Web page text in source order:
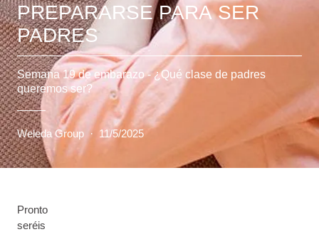
PREPARARSE PARA SER
PADRES
Semana 19 de embarazo - ¿Qué clase de padres
queremos ser?
Weleda Group · 11/5/2025
Pronto
seréis